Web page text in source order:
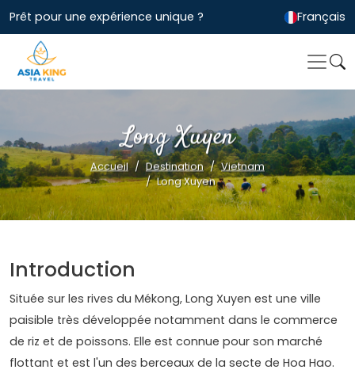
Prêt pour une expérience unique ? Français
Long Xuyen
Accueil Destination
Vietnam
Long Xuyen
Introduction
Située sur les rives du Mékong, Long Xuyen est une ville
paisible très développée notamment dans le commerce
de riz et de poissons. Elle est connue pour son marché
flottant et est l'un des berceaux de la secte de Hoa Hao.